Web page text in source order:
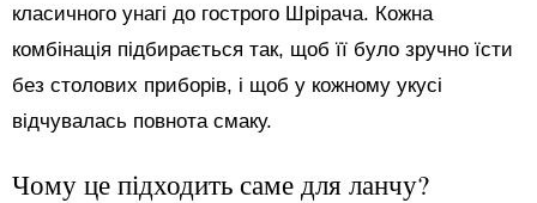
класичного унагі до гострого Шрірача. Кожна
комбінація підбирається так, щоб її було зручно їсти
без столових приборів, і щоб у кожному укусі
відчувалась повнота смаку.
Чому це підходить саме для ланчу?